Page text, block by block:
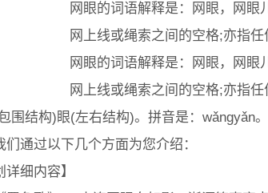
网眼的词语解释是：网眼，网眼
网上线或绳索之间的空格;亦指任
网眼的词语解释是：网眼，网眼
网上线或绳索之间的空格;亦指
结构)眼(左右结构)。拼音是：wǎngyǎn。
通过以下几个方面为您介绍：
细内容】